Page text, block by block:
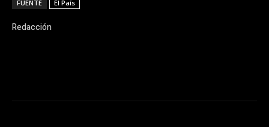
FUENTE El País
Redacción